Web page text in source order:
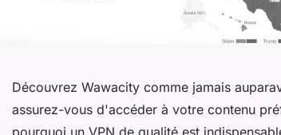
Découvrez Wawacity comme jamais
assurez-vous d'accéder à votre contenu